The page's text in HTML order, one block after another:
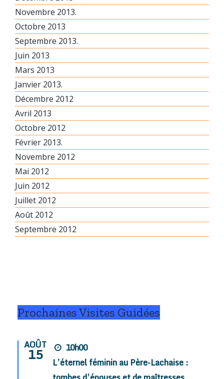
Novembre 2013.
Octobre 2013
Septembre 2013.
Juin 2013
Mars 2013
Janvier 2013.
Décembre 2012
Avril 2013
Octobre 2012
Février 2013.
Novembre 2012
Mai 2012
Juin 2012
Juillet 2012
Août 2012
Septembre 2012
Prochaines Visites Guidées
AOÛT
15
10h00
L’éternel féminin au Père-Lachaise :